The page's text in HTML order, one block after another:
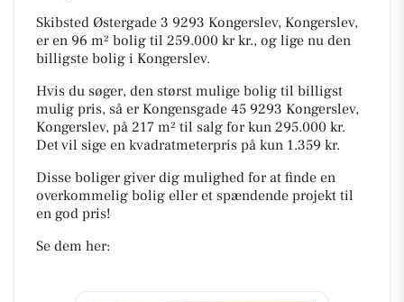
Skibsted Østergade 3 9293 Kongerslev, Kongerslev,
er en 96 m² bolig til 259.000 kr kr., og lige nu den
billigste bolig i Kongerslev.
Hvis du søger, den størst mulige bolig til billigst
mulig pris, så er Kongensgade 45 9293 Kongerslev,
Kongerslev, på 217 m² til salg for kun 295.000 kr.
Det vil sige en kvadratmeterpris på kun 1.359 kr.
Disse boliger giver dig mulighed for at finde en
overkommelig bolig eller et spændende projekt til
en god pris!
Se dem her: